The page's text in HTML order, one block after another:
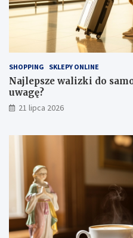
SHOPPING SKLEPY ONLINE
Najlepsze walizki do
uwagę?
21 lipca 2026